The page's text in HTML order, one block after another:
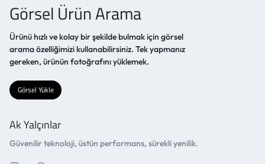
Görsel Ürün Arama
Ürünü hızlı ve kolay bir şekilde bulmak için görsel
arama özelliğimizi kullanabilirsiniz. Tek yapmanız
gereken, ürünün fotoğrafını yüklemek.
Görsel Yükle
Ak Yalçınlar
Güvenilir teknoloji, üstün performans, sürekli yenilik.